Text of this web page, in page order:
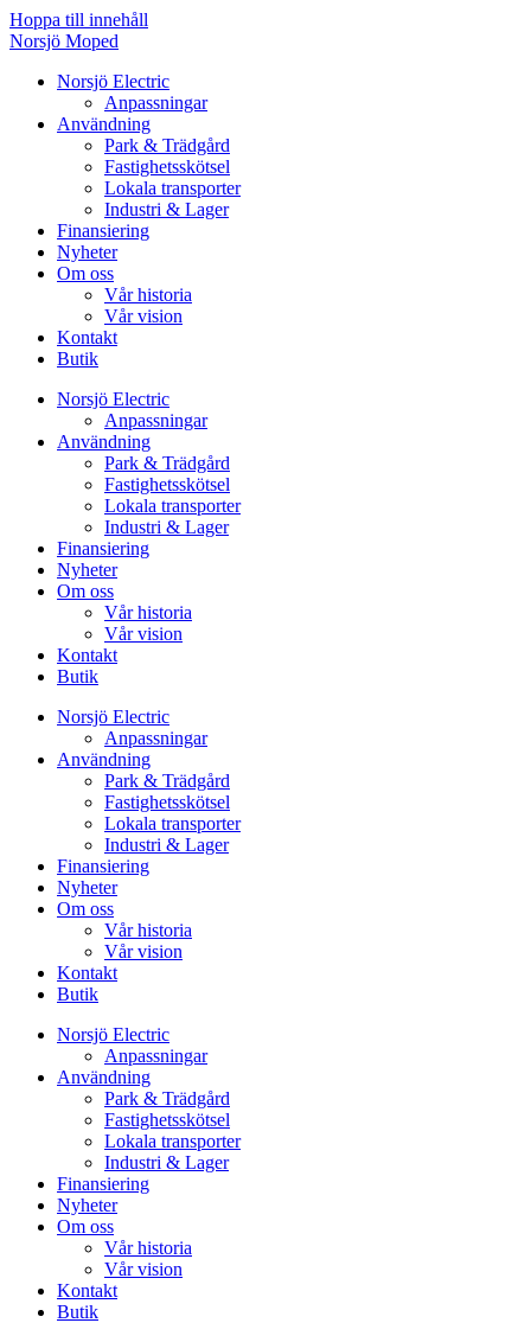
Hoppa till innehåll
Norsjö Moped
Norsjö Electric
Anpassningar
Användning
Park & Trädgård
Fastighetsskötsel
Lokala transporter
Industri & Lager
Finansiering
Nyheter
Om oss
Vår historia
Vår vision
Kontakt
Butik
Norsjö Electric
Anpassningar
Användning
Park & Trädgård
Fastighetsskötsel
Lokala transporter
Industri & Lager
Finansiering
Nyheter
Om oss
Vår historia
Vår vision
Kontakt
Butik
Norsjö Electric
Anpassningar
Användning
Park & Trädgård
Fastighetsskötsel
Lokala transporter
Industri & Lager
Finansiering
Nyheter
Om oss
Vår historia
Vår vision
Kontakt
Butik
Norsjö Electric
Anpassningar
Användning
Park & Trädgård
Fastighetsskötsel
Lokala transporter
Industri & Lager
Finansiering
Nyheter
Om oss
Vår historia
Vår vision
Kontakt
Butik